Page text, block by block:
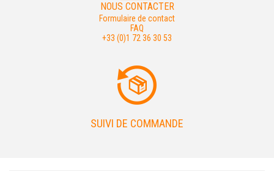
NOUS CONTACTER
Formulaire de contact
FAQ
+33 (0)1 72 36 30 53
SUIVI DE COMMANDE